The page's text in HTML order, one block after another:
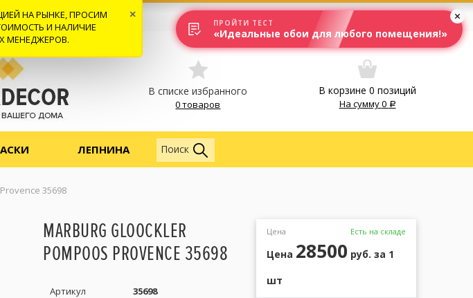
ОТЗЫВЫ Вход
В списке избранного
0 товаров
В корзине 0 позиций
На сумму0
ЛЕПНИНА Обои
Поиск
35698
MARBURG GLOOCKLER
POMPOOS PROVENCE 35698
Артикул
35698
Цена Есть на складе
Цена 28500 руб. за 1
шт
НА РЫНКЕ, ПРОСИМ
И НАЛИЧИЕ
МЕНЕДЖЕРОВ.
×
ПРОЙТИ ТЕСТ
«Идеальные обои для любого помещения!»